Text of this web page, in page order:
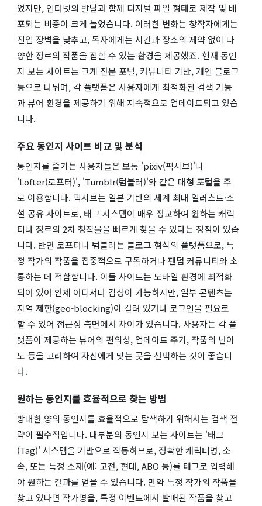
었지만, 인터넷의 발달과 함께 디지털 파일 형태로 제작 및 배
포되는 비중이 크게 늘었습니다. 이러한 변화는 창작자에게는
진입 장벽을 낮추고, 독자에게는 시간과 장소의 제약 없이 다
양한 장르의 작품을 접할 수 있는 환경을 제공했죠. 현재 동인
지 보는 사이트는 크게 전문 포털, 커뮤니티 기반, 개인 블로그
등으로 나뉘며, 각 플랫폼은 사용자에게 최적화된 검색 기능
과 뷰어 환경을 제공하기 위해 지속적으로 업데이트되고 있습
니다.
주요 동인지 사이트 비교 및 분석
동인지를 즐기는 사용자들은 보통 'pixiv(픽시브)'나
'Lofter(로프터)', 'Tumblr(텀블러)'와 같은 대형 포털을 주
로 이용합니다. 픽시브는 일본 기반의 세계 최대 일러스트·소
설 공유 사이트로, 태그 시스템이 매우 정교하여 원하는 캐릭
터나 장르의 2차 창작물을 빠르게 찾을 수 있다는 장점이 있습
니다. 반면 로프터나 텀블러는 블로그 형식의 플랫폼으로, 특
정 작가의 작품을 집중적으로 구독하거나 팬덤 커뮤니티와 소
통하는 데 적합합니다. 이들 사이트는 모바일 환경에 최적화
되어 있어 언제 어디서나 감상이 가능하지만, 일부 콘텐츠는
지역 제한(geo-blocking)이 걸려 있거나 로그인을 필요로
할 수 있어 접근성 측면에서 차이가 있습니다. 사용자는 각 플
랫폼이 제공하는 뷰어의 편의성, 업데이트 주기, 작품의 난이
도 등을 고려하여 자신에게 맞는 곳을 선택하는 것이 좋습니
다.
원하는 동인지를 효율적으로 찾는 방법
방대한 양의 동인지를 효율적으로 탐색하기 위해서는 검색 전
략이 필수적입니다. 대부분의 동인지 보는 사이트는 '태그
(Tag)' 시스템을 기반으로 작동하므로, 정확한 캐릭터명, 소
속, 또는 특정 소재(예: 고전, 현대, ABO 등)를 태그로 입력해
야 원하는 결과를 얻을 수 있습니다. 만약 특정 작가의 작품을
찾고 있다면 작가명을, 특정 이벤트에서 발매된 작품을 찾고